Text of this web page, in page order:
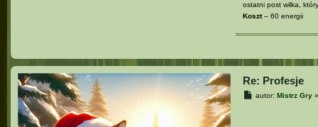
ostatni post wilka,
Koszt– 60 energii
Re: Profesje
Pautor:Mistrz Gry